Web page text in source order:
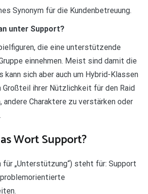
Synonym für die Kundenbetreuung.
unter Support?
die eine unterstützende
einnehmen. Meist sind damit die
kann sich aber auch um Hybrid-Klassen
Großteil ihrer Nützlichkeit für den Raid
andere Charaktere zu verstärken oder
Wort Support?
für „Unterstützung“) steht für: Support